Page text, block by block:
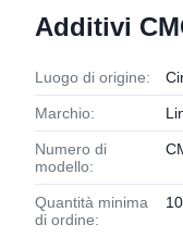
Additivi
Luogo di origine:
Marchio:
Numero di
modello:
Quantità minima
di ordine: